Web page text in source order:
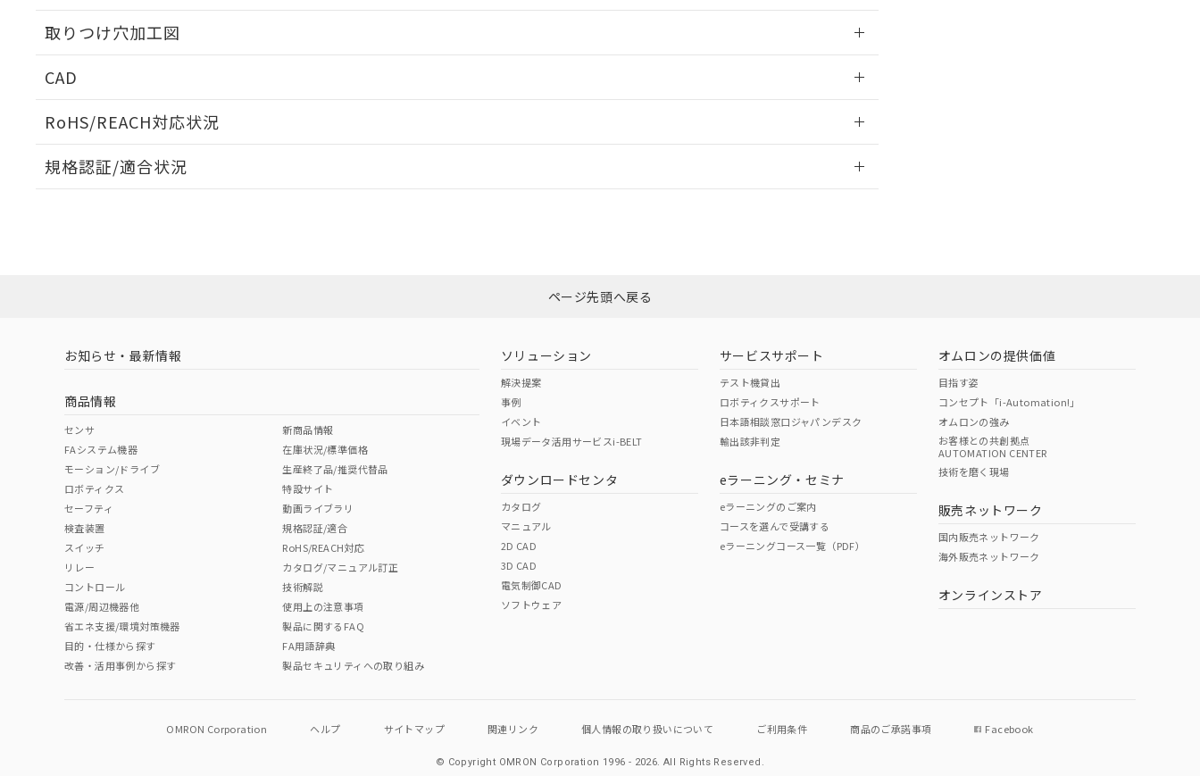
取りつけ穴加工図
CAD
RoHS/REACH対応状況
EU RoHS 注意事項・凡例
ダウンロードはこちら
中国 RoHS 注意事項・凡例
中国 RoHS表
Pb Hg Cr(VI)
O O
"対応済み"や非含有の記載がされた商品であっても、流通在庫等で未対応品が混在する可能性があります。
非含有品が必要な際は、弊社営業部門もしくは販売店へお問い合わせください。
規格認証/適合状況
（イギリス
（ノルウェー
（日本
（アメリカ
この製品の規格認証/適合状況ページへ
その他の認証はこちらのページからご検索ください
ページ先頭へ戻る
お知らせ・最新情報
商品情報
センサ
FAシステム機器
モーション/ドライブ
ロボティクス
セーフティ
検査装置
スイッチ
リレー
コントロール
電源/周辺機器他
省エネ支援/環境対策機器
目的・仕様から探す
改善・活用事例から探す
新商品情報
在庫状況/標準価格
生産終了品/推奨代替品
特設サイト
動画ライブラリ
規格認証/適合
RoHS/REACH対応
カタログ/マニュアル訂正
技術解説
使用上の注意事項
製品に関するFAQ
FA用語辞典
製品セキュリティへの取り組み
ソリューション
解決提案
事例
イベント
現場データ活用サービスi-BELT
ダウンロードセンタ
カタログ
マニュアル
2D CAD
3D CAD
電気制御CAD
ソフトウェア
サービスサポート
テスト機貸出
ロボティクスサポート
日本語相談窓口ジャパンデスク
輸出該非判定
eラーニング・セミナ
eラーニングのご案内
コースを選んで受講する
eラーニングコース一覧（PDF）
オムロンの提供価値
目指す姿
コンセプト「i-Automation!」
オムロンの強み
お客様との共創拠点
AUTOMATION CENTER
技術を磨く現場
販売ネットワーク
国内販売ネットワーク
海外販売ネットワーク
オンラインストア
OMRON Corporation ヘルプ サイトマップ 関連リンク 個人情報の取り扱いについて ご利用条件 商品のご承諾事項 Facebook
© Copyright OMRON Corporation 1996 - 2026.All Rights Reserved.